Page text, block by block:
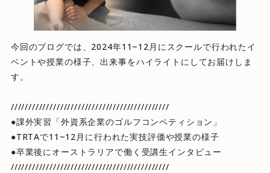
今回のブログでは、2024年11~12月にスクールで行われたイ
ベントや授業の様子、出来事をハイライトにしてお届けしま
す。
/////////////////////////////////////////////
●課外実習「外資系企業のゴルフコンペティション」
●TRTAで11~12月に行われた実技評価や授業の様子
●卒業後にオーストラリアで働く受講生インタビュー
/////////////////////////////////////////////